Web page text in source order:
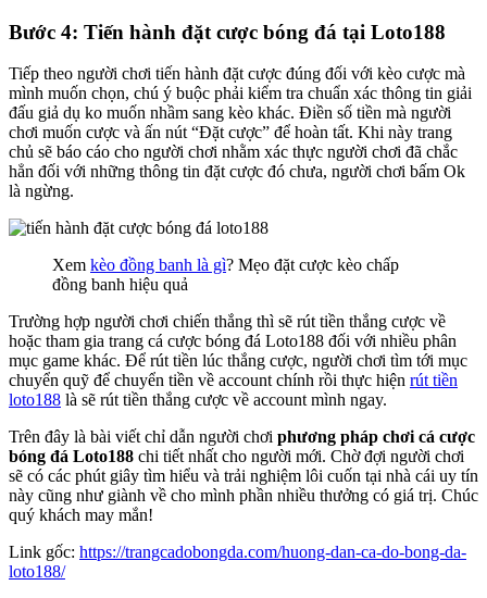
Bước 4: Tiến hành đặt cược bóng đá tại Loto188
Tiếp theo người chơi tiến hành đặt cược đúng đối với kèo cược mà
mình muốn chọn, chú ý buộc phải kiểm tra chuẩn xác thông tin giải
đấu giả dụ ko muốn nhầm sang kèo khác. Điền số tiền mà người
chơi muốn cược và ấn nút “Đặt cược” để hoàn tất. Khi này trang
chủ sẽ báo cáo cho người chơi nhằm xác thực người chơi đã chắc
hẳn đối với những thông tin đặt cược đó chưa, người chơi bấm Ok
là ngừng.
Xem kèo đồng banh là gì? Mẹo đặt cược kèo chấp
đồng banh hiệu quả
Trường hợp người chơi chiến thắng thì sẽ rút tiền thắng cược về
hoặc tham gia trang cá cược bóng đá Loto188 đối với nhiều phân
mục game khác. Để rút tiền lúc thắng cược, người chơi tìm tới mục
chuyển quỹ để chuyển tiền về account chính rồi thực hiện rút tiền
loto188 là sẽ rút tiền thắng cược về account mình ngay.
Trên đây là bài viết chỉ dẫn người chơi phương pháp chơi cá cược
bóng đá Loto188 chi tiết nhất cho người mới. Chờ đợi người chơi
sẽ có các phút giây tìm hiểu và trải nghiệm lôi cuốn tại nhà cái uy tín
này cũng như giành về cho mình phần nhiều thưởng có giá trị. Chúc
quý khách may mắn!
Link gốc: https://trangcadobongda.com/huong-dan-ca-do-bong-da-
loto188/